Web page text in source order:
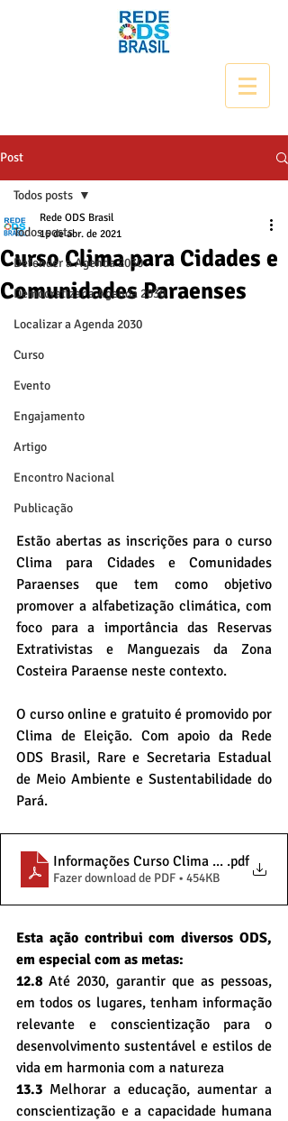
Post
Todos posts
Defender a Agenda 2030
Democratizar a Agenda 2030
Localizar a Agenda 2030
Curso
Evento
Engajamento
Artigo
Encontro Nacional
Publicação
Todos posts
Curso Clima para Cidades e
Comunidades Paraenses
Rede ODS Brasil
16 de abr. de 2021
Estão abertas as inscrições para o curso
Clima para Cidades e Comunidades
Paraenses que tem como objetivo
promover a alfabetização climática, com
foco para a importância das Reservas
Extrativistas e Manguezais da Zona
Costeira Paraense neste contexto.
O curso online e gratuito é promovido por
Clima de Eleição. Com apoio da Rede
ODS Brasil, Rare e Secretaria Estadual
de Meio Ambiente e Sustentabilidade do
Pará.
Informações Curso Clima e Cidades
.pdf
Fazer download de PDF • 454KB
Esta ação contribui com diversos ODS,
em especial com as metas:
12.8 Até 2030, garantir que as pessoas,
em todos os lugares, tenham informação
relevante e conscientização para o
desenvolvimento sustentável e estilos de
vida em harmonia com a natureza
13.3 Melhorar a educação, aumentar a
conscientização e a capacidade humana